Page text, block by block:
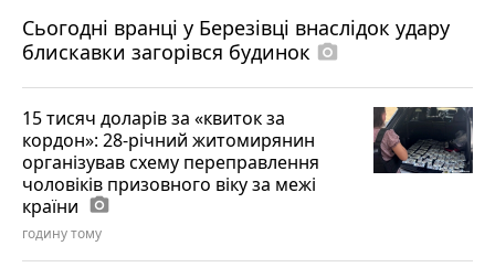
Сьогодні вранці у Березівці внаслідок удару
блискавки загорівся будинок photo_camera
15 тисяч доларів за «квиток за
кордон»: 28-річний житомирянин
організував схему переправлення
чоловіків призовного віку за межі
країни photo_camera
годину тому